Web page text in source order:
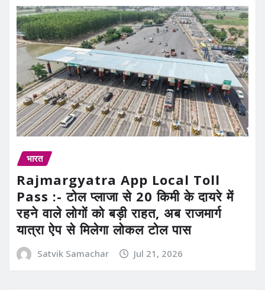
भारत
Rajmargyatra App Local Toll
Pass :- टोल प्लाजा से 20 किमी के दायरे में
रहने वाले लोगों को बड़ी राहत, अब राजमार्ग
यात्रा ऐप से मिलेगा लोकल टोल पास
Satvik Samachar Jul 21, 2026